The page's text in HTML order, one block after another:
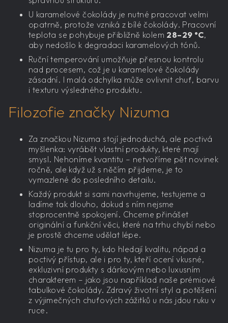
U karamelové čokolády je nutné pracovat velmi
opatrně, protože vzniká z bílé čokolády. Pracovní
teplota se pohybuje přibližně kolem 28–29 °C,
aby nedošlo k degradaci karamelových tónů.
Ruční temperování umožňuje přesnou kontrolu
nad procesem, což je u karamelové čokolády
zásadní. I malá odchylka může ovlivnit chuť, barvu
i texturu výsledného produktu.
Filozofie značky Nizuma
Za značkou Nizuma stojí jednoduchá, ale poctivá
myšlenka: vyrábět vlastní produkty, které mají
smysl. Nehoníme kvantitu – netvoříme pět novinek
ročně, ale když už s něčím přijdeme, je to
vymazlené do posledního detailu.
Každý produkt si sami navrhujeme, testujeme a
ladíme tak dlouho, dokud s ním nejsme
stoprocentně spokojení. Chceme přinášet
originální a funkční věci, které na trhu chybí nebo
je prostě chceme udělat lépe.
Nizuma je tu pro ty, kdo hledají kvalitu, nápad a
poctivý přístup, ale i pro ty, kteří ocení vkusné,
exkluzivní produkty s dárkovým nebo luxusním
charakterem – jako jsou například naše prémiové
tabulkové čokolády. Zdravý životní styl a potěšení
z výjimečných chuťových zážitků u nás jdou ruku v
ruce.